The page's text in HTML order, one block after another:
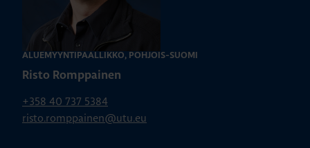
ALUEMYYNTIPÄÄLLIKKÖ, POHJOIS-SUOMI
Risto Romppainen
+358 40 737 5384
risto.romppainen@utu.eu